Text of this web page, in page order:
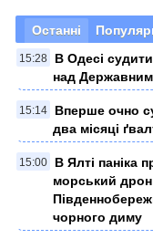
Останні
15:28
В Одесі
над
15:14
Вперше очно
два місяці
15:00
​В Ялті паніка
морський дрон
чорного диму